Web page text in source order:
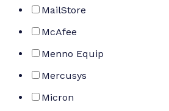
MailStore
McAfee
Menno Equip
Mercusys
Micron